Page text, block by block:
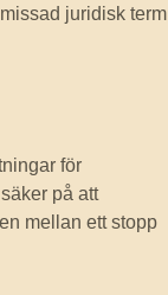
juridisk term
för
på att
mellan ett stopp